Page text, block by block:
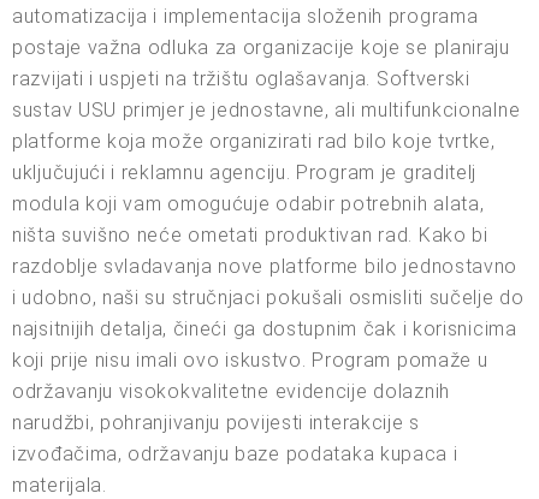
automatizacija i implementacija složenih programa
postaje važna odluka za organizacije koje se planiraju
razvijati i uspjeti na tržištu oglašavanja. Softverski
sustav USU primjer je jednostavne, ali multifunkcionalne
platforme koja može organizirati rad bilo koje tvrtke,
uključujući i reklamnu agenciju. Program je graditelj
modula koji vam omogućuje odabir potrebnih alata,
ništa suvišno neće ometati produktivan rad. Kako bi
razdoblje svladavanja nove platforme bilo jednostavno
i udobno, naši su stručnjaci pokušali osmisliti sučelje do
najsitnijih detalja, čineći ga dostupnim čak i korisnicima
koji prije nisu imali ovo iskustvo. Program pomaže u
održavanju visokokvalitetne evidencije dolaznih
narudžbi, pohranjivanju povijesti interakcije s
izvođačima, održavanju baze podataka kupaca i
materijala.